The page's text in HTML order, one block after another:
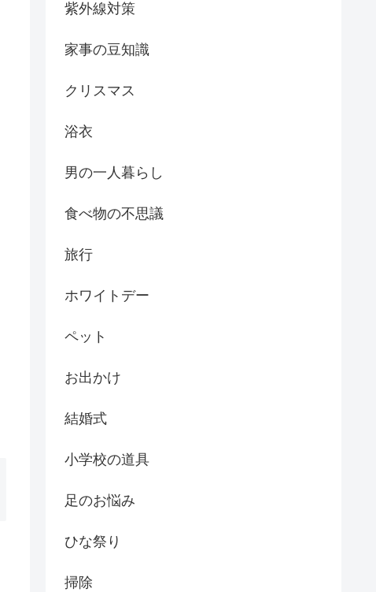
紫外線対策
家事の豆知識
クリスマス
浴衣
男の一人暮らし
食べ物の不思議
旅行
ホワイトデー
ペット
お出かけ
結婚式
小学校の道具
足のお悩み
ひな祭り
掃除